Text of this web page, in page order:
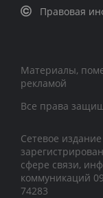
Правовая
Материалы,
рекламой
Все права
Сетевое
сфере связи,
коммуникаций
74283